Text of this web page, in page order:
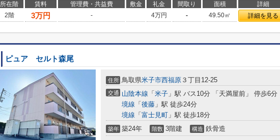
所在階 賃料 管理費・共益費 敷金 礼金 間取り 面積 詳細
2階
3万円 - 4万円 - 49.50㎡ 詳細を見る
ピュア セルト森尾
住所 鳥取県米子市西福原 ３丁目12-25
交通 山陰本線 「 米子 」駅 バス10分 「天満屋前」 停歩6分
境線 「 後藤 」駅 徒歩24分
境線 「 富士見町 」駅 徒歩18分
築年 築24年 階数 3階建 構造 鉄骨造